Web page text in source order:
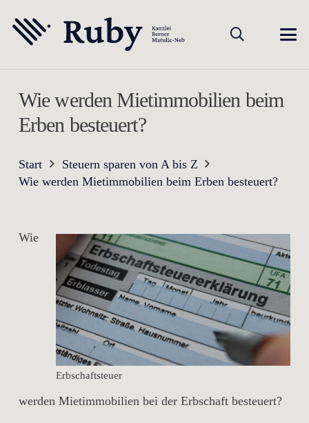
Wie werden Mietimmobilien beim
Erben besteuert?
Start
Steuern sparen von A bis Z
Wie werden Mietimmobilien beim Erben besteuert?
Erbschaftsteuer
Wie
werden Mietimmobilien bei der Erbschaft besteuert?